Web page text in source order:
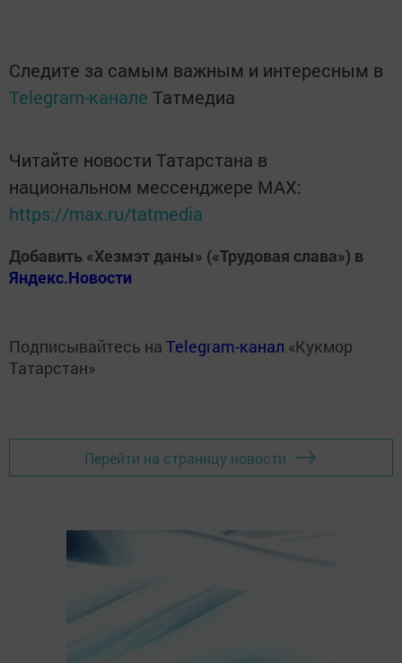
Следите за самым важным и интересным в
Telegram-канале Татмедиа
Читайте новости Татарстана в
национальном мессенджере MАХ:
https://max.ru/tatmedia
Добавить «Хезмэт даны» («Трудовая слава») в
Яндекс.Новости
Подписывайтесь на Telegram-канал «Кукмор
Татарстан»
Перейти на страницу новости